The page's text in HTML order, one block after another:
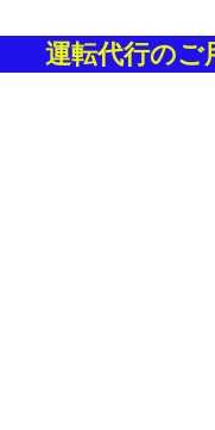
運転代行のご用